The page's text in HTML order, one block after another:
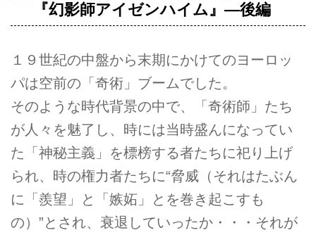
『幻影師アイゼンハイム』―後編
１９世紀の中盤から末期にかけてのヨーロッ
パは空前の「奇術」ブームでした。
そのような時代背景の中で、「奇術師」たち
が人々を魅了し、時には当時盛んになってい
た「神秘主義」を標榜する者たちに祀り上げ
られ、時の権力者たちに“脅威（それはたぶん
に「羨望」と「嫉妬」とを巻き起こすも
の）”とされ、衰退していったか・・・それが